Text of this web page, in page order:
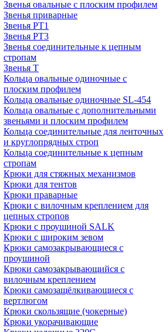
Звенья овальные с плоским профилем
Звенья приварные
Звенья РТ1
Звенья РТ3
Звенья соединительные к цепным
стропам
Звенья Т
Кольца овальные одиночные c
плоским профилем
Кольца овальные одиночные SL-454
Кольца овальные с дополнительными
звеньями и плоским профилем
Кольца соединительные для ленточных
и круглопрядных строп
Кольца соединительные к цепным
стропам
Крюки для стяжных механизмов
Крюки для тентов
Крюки праварные
Крюки с вилочным креплением для
цепных стропов
Крюки с проушиной SALK
Крюки с широким зевом
Крюки самозакрывающиеся с
проушиной
Крюки самозакрывающийся с
вилочным креплением
Крюки самозащёлкивающиеся с
вертлюгом
Крюки скользящие (чокерные)
Крюки укорачивающие